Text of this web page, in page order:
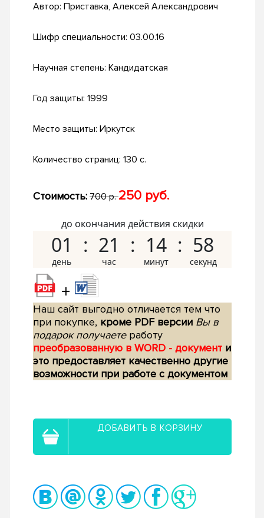
Автор: Приставка, Алексей Александрович
Шифр специальности: 03.00.16
Научная степень: Кандидатская
Год защиты: 1999
Место защиты: Иркутск
Количество страниц: 130 с.
Стоимость: 700 р.250 руб.
до окончания действия скидки
01 21 14 57
+
Наш сайт выгодно отличается тем что
при покупке, кроме PDF версии Вы в
подарок получаетеработу
преобразованную в WORD - документ и
это предоставляет качественно другие
возможности при работе с документом
ДОБАВИТЬ В КОРЗИНУ